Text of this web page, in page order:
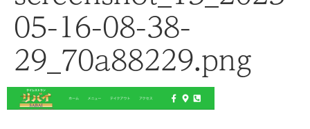
05-16-08-38-
29_70a88229.png